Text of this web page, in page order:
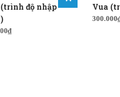
độ nhập
₫
Vua
300.000